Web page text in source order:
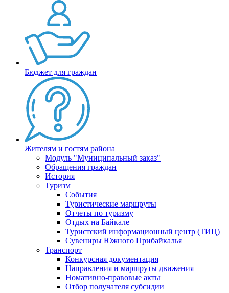
Бюджет для граждан
Жителям и гостям района
Модуль "Муниципальный заказ"
Обращения граждан
История
Туризм
События
Туристические маршруты
Отчеты по туризму
Отдых на Байкале
Туристский информационный центр (ТИЦ)
Сувениры Южного Прибайкалья
Транспорт
Конкурсная документация
Направления и маршруты движения
Номативно-правовые акты
Отбор получателя субсидии